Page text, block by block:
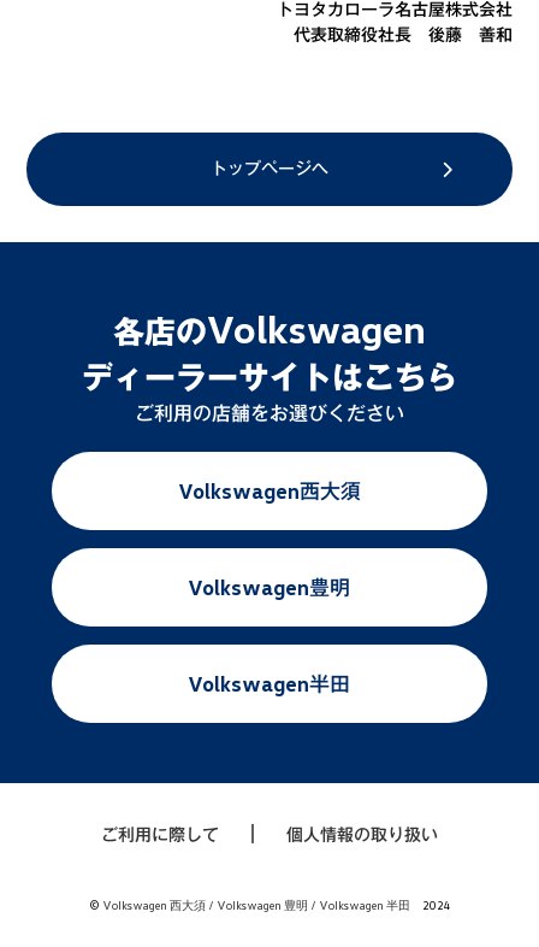
トヨタカローラ名古屋株式会社
代表取締役社長 後藤 善和
トップページへ
各店のVolkswagen
ディーラーサイトはこちら
ご利用の店舗をお選びください
Volkswagen西大須
Volkswagen豊明
Volkswagen半田
ご利用に際して 個人情報の取り扱い
© Volkswagen 西大須 / Volkswagen 豊明 / Volkswagen 半田 2024